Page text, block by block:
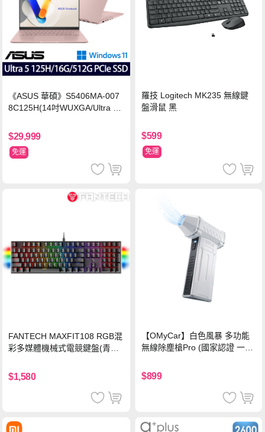
《ASUS 華碩》S5406MA-007
8C125H(14吋WUXGA/Ultra 5
n11/二年保)
$29,999
免運
羅技 Logitech MK235 無線鍵
盤滑鼠 黑
$599
免運
FANTECH MAXFIT108 RGB混
彩多媒體機械式電競鍵盤(青軸)
$1,580
【OMyCar】白色風暴 多功能
無線除塵槍Pro (國家認證 一年
手持強力風槍 暴力吹風
$899